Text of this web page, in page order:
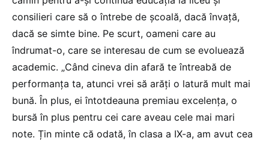
consilieri care să o întrebe de școală, dacă învață,
dacă se simte bine. Pe scurt, oameni care au
îndrumat-o, care se interesau de cum se evoluează
academic. „Când cineva din afară te întreabă de
performanța ta, atunci vrei să arăți o latură mult mai
bună. În plus, ei întotdeauna premiau excelența, o
bursă în plus pentru cei care aveau cele mai mari
note. Țin minte că odată, în clasa a IX-a, am avut cea